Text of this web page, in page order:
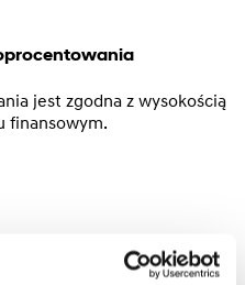
jest zgodna z wysokością
finansowym.